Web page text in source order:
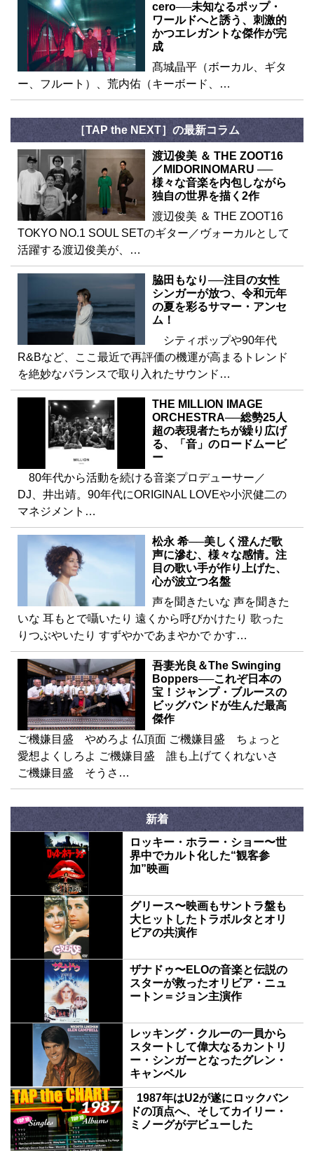
cero──未知なるポップ・
ワールドへと誘う、刺激的
かつエレガントな傑作が完
成
髙城晶平（ボーカル、ギタ
ー、フルート）、荒内佑（キーボード、…
［TAP the NEXT］の最新コラム
渡辺俊美 ＆ THE ZOOT16
／MIDORINOMARU ──
様々な音楽を内包しながら
独自の世界を描く2作
渡辺俊美 ＆ THE ZOOT16
TOKYO NO.1 SOUL SETのギター／ヴォーカルとして
活躍する渡辺俊美が、…
脇田もなり──注目の女性
シンガーが放つ、令和元年
の夏を彩るサマー・アンセ
ム！
シティポップや90年代
R&Bなど、ここ最近で再評価の機運が高まるトレンド
を絶妙なバランスで取り入れたサウンド…
THE MILLION IMAGE
ORCHESTRA──総勢25人
超の表現者たちが繰り広げ
る、「音」のロードムービ
ー
80年代から活動を続ける音楽プロデューサー／
DJ、井出靖。90年代にORIGINAL LOVEや小沢健二の
マネジメント…
松永 希──美しく澄んだ歌
声に滲む、様々な感情。注
目の歌い手が作り上げた、
心が波立つ名盤
声を聞きたいな 声を聞きた
いな 耳もとで囁いたり 遠くから呼びかけたり 歌った
りつぶやいたり すずやかであまやかで かす…
吾妻光良＆The Swinging
Boppers──これぞ日本の
宝！ジャンプ・ブルースの
ビッグバンドが生んだ最高
傑作
ご機嫌目盛 やめろよ 仏頂面 ご機嫌目盛 ちょっと
愛想よくしろよ ご機嫌目盛 誰も上げてくれないさ
ご機嫌目盛 そうさ…
新着
ロッキー・ホラー・ショー〜世
界中でカルト化した“観客参
加”映画
グリース〜映画もサントラ盤も
大ヒットしたトラボルタとオリ
ビアの共演作
ザナドゥ〜ELOの音楽と伝説の
スターが救ったオリビア・ニュ
ートン＝ジョン主演作
レッキング・クルーの一員から
スタートして偉大なるカントリ
ー・シンガーとなったグレン・
キャンベル
1987年はU2が遂にロックバン
ドの頂点へ、そしてカイリー・
ミノーグがデビューした